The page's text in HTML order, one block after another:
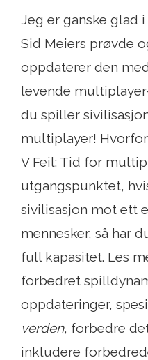
Jeg er ganske glad i
Sid Meiers prøvde
oppdaterer den
levende
du spiller
multiplayer!
V Feil: Tid for
utgangspunktet,
sivilisasjon mot ett
mennesker, så har
full kapasitet. Les
forbedret
oppdateringer,
verden, forbedre
inkludere